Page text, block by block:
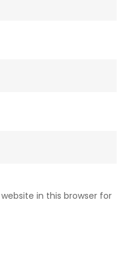
in this browser for